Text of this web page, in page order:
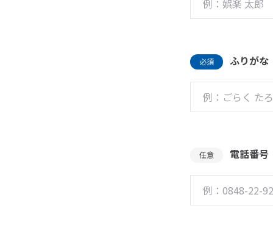
必須 ふりがな
任意 電話番号